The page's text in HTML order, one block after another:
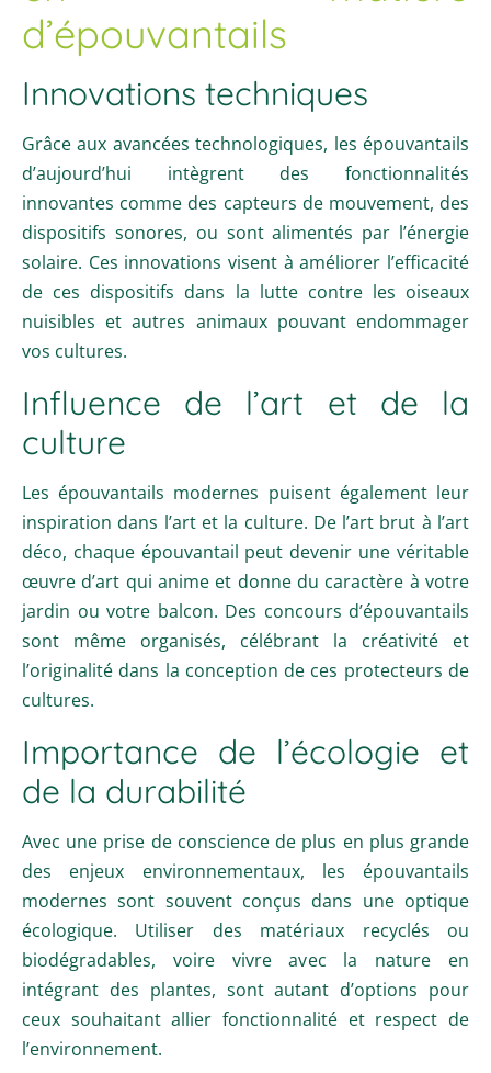
d’épouvantails
Innovations techniques
Grâce aux avancées technologiques, les épouvantails
d’aujourd’hui intègrent des fonctionnalités
innovantes comme des capteurs de mouvement, des
dispositifs sonores, ou sont alimentés par l’énergie
solaire. Ces innovations visent à améliorer l’efficacité
de ces dispositifs dans la lutte contre les oiseaux
nuisibles et autres animaux pouvant endommager
vos cultures.
Influence de l’art et de la
culture
Les épouvantails modernes puisent également leur
inspiration dans l’art et la culture. De l’art brut à l’art
déco, chaque épouvantail peut devenir une véritable
œuvre d’art qui anime et donne du caractère à votre
jardin ou votre balcon. Des concours d’épouvantails
sont même organisés, célébrant la créativité et
l’originalité dans la conception de ces protecteurs de
cultures.
Importance de l’écologie et
de la durabilité
Avec une prise de conscience de plus en plus grande
des enjeux environnementaux, les épouvantails
modernes sont souvent conçus dans une optique
écologique. Utiliser des matériaux recyclés ou
biodégradables, voire vivre avec la nature en
intégrant des plantes, sont autant d’options pour
ceux souhaitant allier fonctionnalité et respect de
l’environnement.